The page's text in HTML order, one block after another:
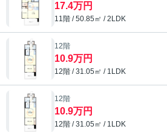
17.4万円
11階 / 50.85㎡ / 2LDK
12階
10.9万円
12階 / 31.05㎡ / 1LDK
12階
10.9万円
12階 / 31.05㎡ / 1LDK